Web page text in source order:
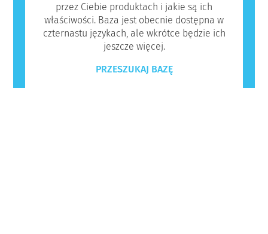
przez Ciebie produktach i jakie są ich
właściwości. Baza jest obecnie dostępna w
czternastu językach, ale wkrótce będzie ich
jeszcze więcej.
PRZESZUKAJ BAZĘ